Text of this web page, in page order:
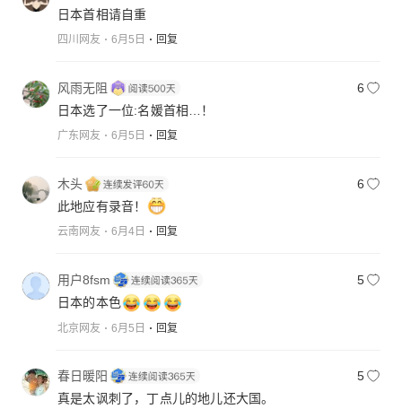
日本首相请自重
四川网友 6月5日 回复
风雨无阻
6
日本选了一位:名媛首相…！
广东网友 6月5日 回复
木头
6
此地应有录音！
云南网友 6月4日 回复
用户8fsm
5
日本的本色
北京网友 6月5日 回复
春日暖阳
5
真是太讽刺了，丁点儿的地儿还大国。